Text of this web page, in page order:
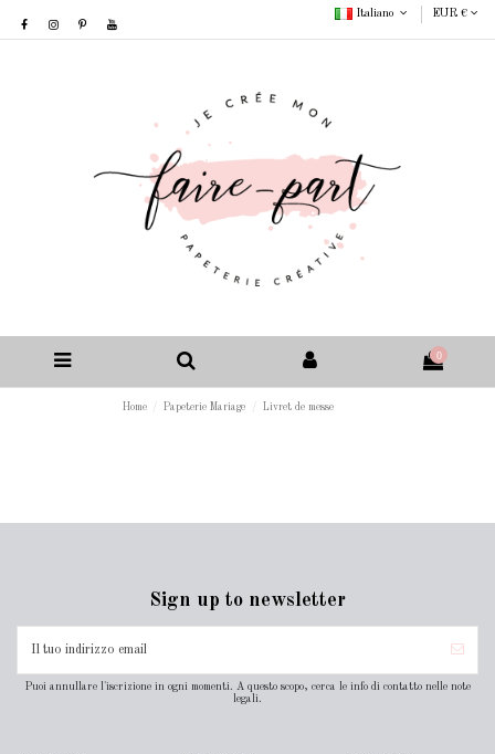
Italiano EUR €
0
Home Papeterie Mariage Livret de messe
Sign up to newsletter
Puoi annullare l'iscrizione in ogni momenti. A questo scopo, cerca le info di contatto nelle note
legali.